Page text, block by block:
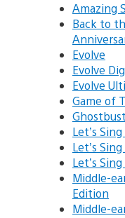
Amazing
Back to
Evolve
Evolve
Evolve
Game of
Let’s
Let’s
Let’s
Middle-
Edition
Middle-